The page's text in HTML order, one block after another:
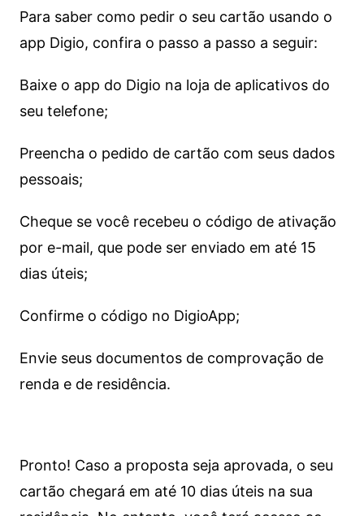
Para saber como pedir o seu cartão usando o
app Digio, confira o passo a passo a seguir:
Baixe o app do Digio na loja de aplicativos do
seu telefone;
Preencha o pedido de cartão com seus dados
pessoais;
Cheque se você recebeu o código de ativação
por e-mail, que pode ser enviado em até 15
dias úteis;
Confirme o código no DigioApp;
Envie seus documentos de comprovação de
renda e de residência.
Pronto! Caso a proposta seja aprovada, o seu
cartão chegará em até 10 dias úteis na sua